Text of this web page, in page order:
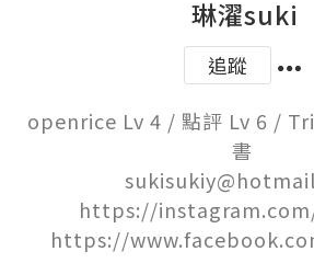
琳濯suki
追蹤
openrice Lv 4 / 點評 Lv 6 /
書
https://
https://